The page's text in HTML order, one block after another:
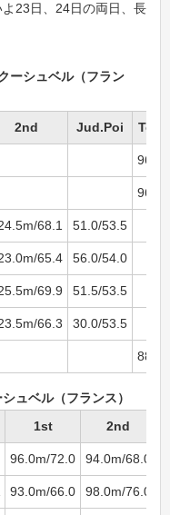
23日、24日の両日、長
ーシュベル（フラン
2nd Jud.Poi Total
965.8
961.6
68.1 51.0/53.5
65.4 56.0/54.0
69.9 51.5/53.5
66.3 30.0/53.5
880.2
ュベル（フランス）
1st 2nd
96.0m/72.0 94.0m/68.0
93.0m/66.0 98.0m/76.0